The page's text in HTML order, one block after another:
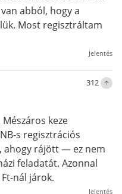
abból, hogy a
Most regisztráltam
Jelentés
312
keze
s regisztrációs
ahogy rájött — ez nem
feladatát. Azonnal
nál járok.
Jelentés